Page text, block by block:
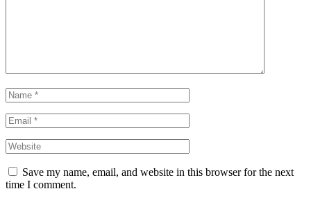
Save my name, email, and website in this browser for the next
time I comment.